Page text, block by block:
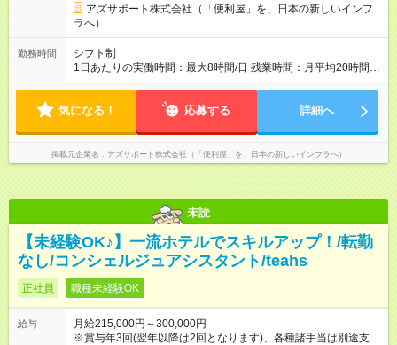
づく 手当：あり 全額100%支給 ・交通費（通勤費） ・業務に
おける活動費 ・超過勤務手当 【注意】 貸与する社用車は、社員
各自が保管していただきます 駐車場代が仮にかかる場合、各社
員での負担となります ※1都3県社員については会社負担があり
ます（ご相談ください） 【試用期間】試用期間あり 試用期間の
ます。 雇用形態：中途採用（契約社員） 給与：本採用時と同じ
です。 試用期間中は嘱託社員契約となります。嘱託社員契約中
の給与・待遇・福利厚生は正社員のものと同じです。99％の方
が試用期間後に正社員に移行しております。
アズサポート株式会社（「便利屋」を、日本の新しいインフ
ラへ）
勤務時間
シフト制
1日あたりの実働時間：最大8時間/日 残業時間：月平均20時間程
度 ※閑散月10時間ほど、繁忙期40時間ほど 【注意】 直行直帰の
によっては出勤・退勤時間が変動する場合がございます 例）
時代
気になる！ 応募する 詳細へ
掲載元企業名 アズサポート株式会社（「便利屋」を、日本の新しいインフラへ）
未読
【未経験OK♪】一流ホテルでスキルアップ！/転勤
なし/コンシェルジュアシスタント/teahs
正社員 職種未経験OK
給与
月給215,000円～300,000円
※賞与年3回(翌年以降は2回となります)、各種諸手当は別途支